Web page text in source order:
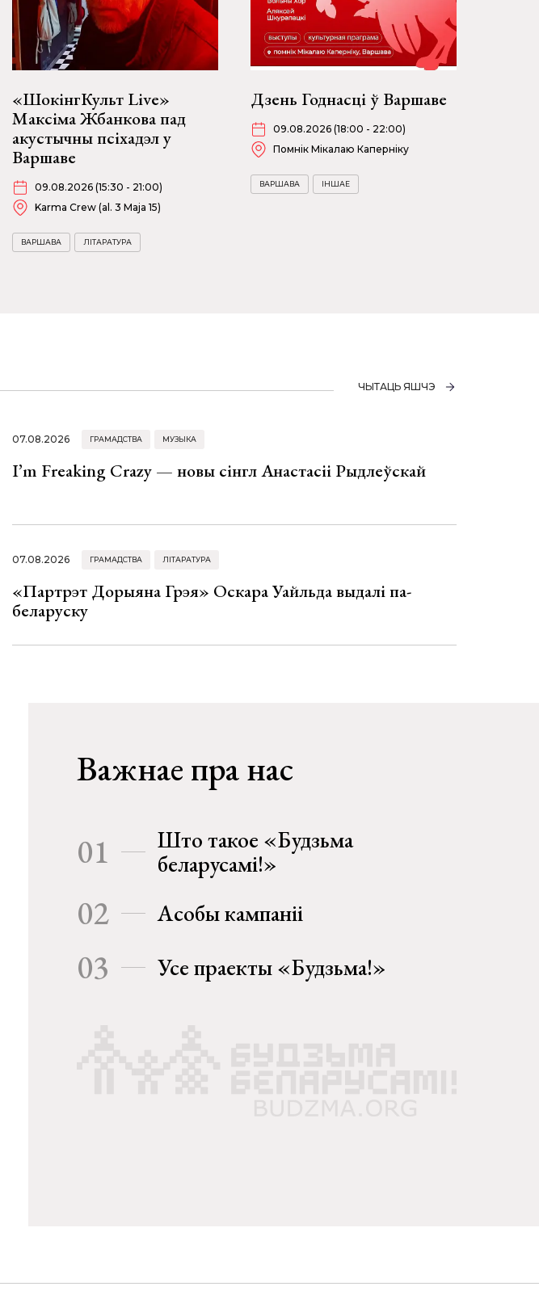
«ШокінгКульт Live»
Максіма Жбанкова пад
акустычны псіхадэл у
Варшаве
09.08.2026 (15:30 - 21:00)
Karma Crew (al. 3 Maja 15)
ВАРШАВА ЛІТАРАТУРА
Дзень Годнасці ў Варшаве
09.08.2026 (18:00 - 22:00)
Помнік Мікалаю Каперніку
ВАРШАВА ІНШАЕ
ЧЫТАЦЬ ЯШЧЭ
07.08.2026 ГРАМАДСТВА МУЗЫКА
I’m Freaking Crazy — новы сінгл Анастасіі Рыдлеўскай
07.08.2026 ГРАМАДСТВА ЛІТАРАТУРА
«Партрэт Дорыяна Грэя» Оскара Уайльда выдалі па-
беларуску
Важнае пра нас
01
Што такое «Будзьма
беларусамі!»
02 Асобы кампаніі
03 Усе праекты «Будзьма!»